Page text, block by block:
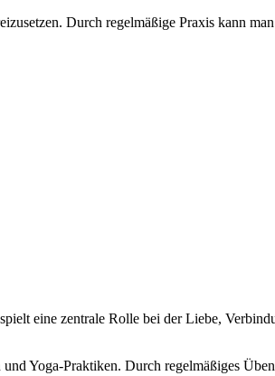
Durch regelmäßige Praxis kann
eine zentrale Rolle bei der Liebe,
Yoga-Praktiken. Durch regelmäßiges